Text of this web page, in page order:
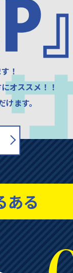
！
オススメ！！
ます。
ある